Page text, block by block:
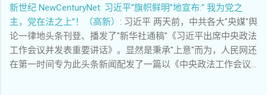
新世纪 NewCenturyNet: 习近平“旗帜鲜明”地宣布:“ 我为党之
主，党在法之上”！（高新） : 习近平 两天前，中共各大"央媒"舆
论一律地头条刊登、播发了"新华社通稿"《习近平出席中央政法
工作会议并发表重要讲话》。显然是秉承"上意"而为，人民网还
在第一时间专为此头条新闻配发了一篇以《中央政法工作会议...